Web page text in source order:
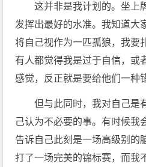
这并非是我计划的。坐上
发挥出最好的水准。我知道大
将自己视作为一匹孤狼，我要
有人都觉得我是过于自信，或
感觉，反正就是要给他们一种
但与此同时，我对自己是
己认为不必要的事。有时候我
告诉自己此刻是一场高级别的
打了一场完美的锦标赛，而我